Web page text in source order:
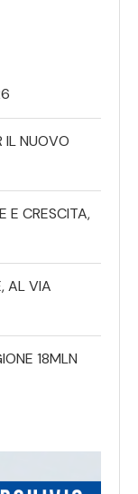
IL NUOVO
E CRESCITA,
AL VIA
18MLN